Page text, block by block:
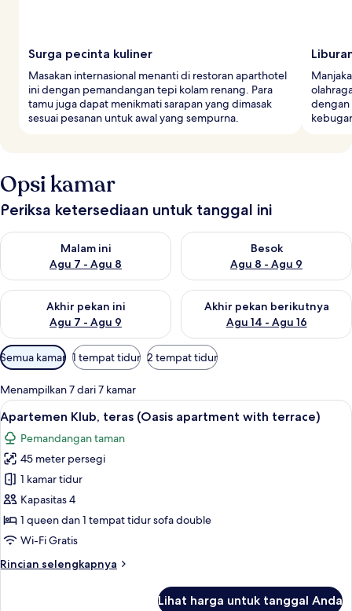
Surga pecinta kuliner
Masakan internasional menanti di restoran aparthotel
ini dengan pemandangan tepi kolam renang. Para
tamu juga dapat menikmati sarapan yang dimasak
sesuai pesanan untuk awal yang sempurna.
dengan
Opsi kamar
Periksa ketersediaan untuk tanggal ini
Malam ini
Agu 7 - Agu 8
Periksa ketersediaan untuk malam ini Agu 7 - Agu 8
Besok
Agu 8 - Agu 9
Periksa ketersediaan untuk
Akhir pekan ini
Agu 7 - Agu 9
Periksa ketersediaan untuk akhir pekan ini Agu 7 - Agu 9
Akhir pekan berikutnya
Agu 14 - Agu 16
Periksa ketersediaan untuk
Filter
tersedia
untuk
kamar
Semua kamar 1 tempat tidur 2 tempat tidur
Menampilkan 7 dari 7 kamar
Lihat
semua
foto
untuk
Apartemen
Klub,
teras
(Oasis
with
Apartemen Klub, teras (Oasis
21
Apartemen Klub, teras (Oasis apartment with terrace)
Pemandangan taman
45 meter persegi
1 kamar tidur
Kapasitas 4
1 queen dan 1 tempat tidur sofa double
Wi-Fi Gratis
Rincian selengkapnya
Rincian
Lihat harga untuk tanggal Anda